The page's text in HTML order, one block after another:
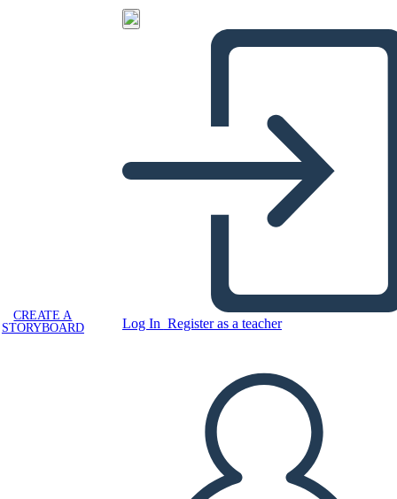
CREATE A
STORYBOARD
Log In Register as a teacher